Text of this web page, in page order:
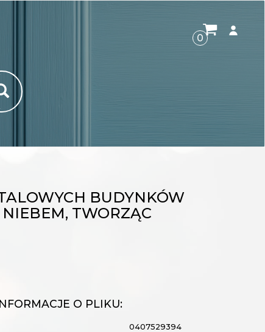
0
BUDYNKÓW
TWORZĄC
O PLIKU:
0407529394